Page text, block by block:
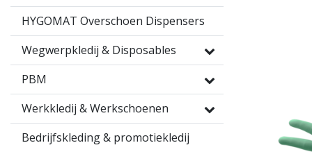
HYGOMAT Overschoen Dispensers
Wegwerpkledij & Disposables
PBM
Werkkledij & Werkschoenen
Bedrijfskleding & promotiekledij